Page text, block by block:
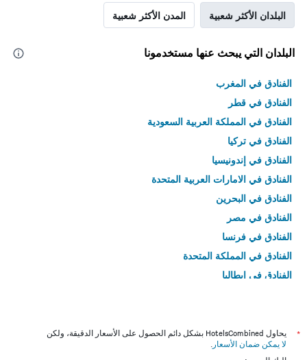
البلدان الأكثر شعبية المدن الأكثر شعبية
البلدان التي يبحث عنها مستخدمونا
الفنادق في المغرب
الفنادق في قطر
الفنادق في المملكة العربية السعودية
الفنادق في تركيا
الفنادق في إندونيسيا
الفنادق في الامارات العربية المتحدة
الفنادق في البحرين
الفنادق في مصر
الفنادق في فرنسا
الفنادق في المملكة المتحدة
الفنادق في إيطاليا
*
يحاول HotelsCombined بشكل دائم الحصول على الأسعار الدقيقة، ولكن
لا يمكن ضمان الأسعار .